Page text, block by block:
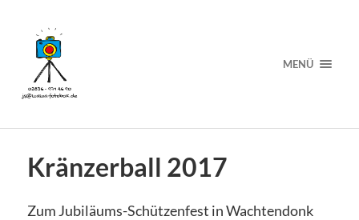
MENÜ
Kränzerball 2017
Zum Jubiläums-Schützenfest in Wachtendonk